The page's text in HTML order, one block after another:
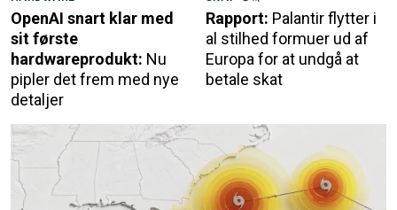
OpenAI snart klar med
sit første
hardwareprodukt: Nu
pipler det frem med nye
detaljer
Rapport: Palantir flytter i
al stilhed formuer ud af
Europa for at undgå at
betale skat